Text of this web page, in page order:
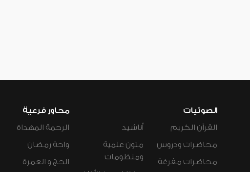
الصوتيات
القرآن الكريم
محاضرات ودروس
محاضرات مفرغة
أناشيد
متون علمية
ومنظومات
محاور فرعية
الرحمة المهداة
واحة رمضان
الحج و العمرة